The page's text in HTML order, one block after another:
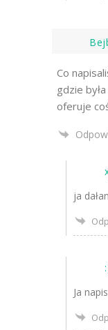
Co
gdzie
oferuje
ja
Ja